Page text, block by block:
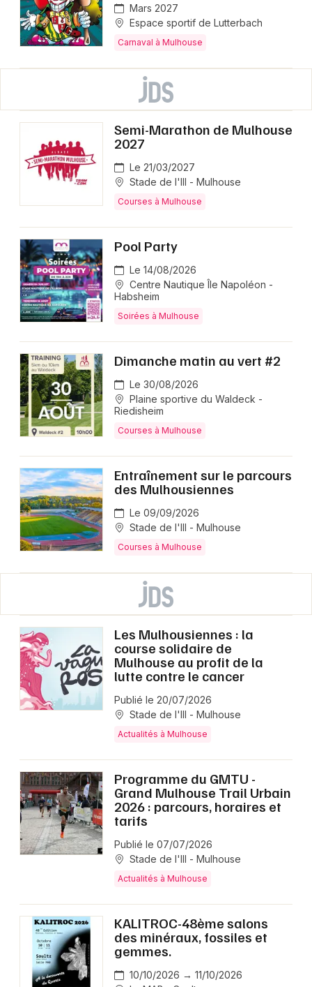
Mars 2027
Espace sportif de Lutterbach
Carnaval à Mulhouse
Semi-Marathon de Mulhouse
2027
Le 21/03/2027
Stade de l'Ill - Mulhouse
Courses à Mulhouse
Pool Party
Le 14/08/2026
Centre Nautique Île Napoléon -
Habsheim
Soirées à Mulhouse
Dimanche matin au vert #2
Le 30/08/2026
Plaine sportive du Waldeck -
Riedisheim
Courses à Mulhouse
Entraînement sur le parcours
des Mulhousiennes
Le 09/09/2026
Stade de l'Ill - Mulhouse
Courses à Mulhouse
Les Mulhousiennes : la
course solidaire de
Mulhouse au profit de la
lutte contre le cancer
Publié le 20/07/2026
Stade de l'Ill - Mulhouse
Actualités à Mulhouse
Programme du GMTU -
Grand Mulhouse Trail Urbain
2026 : parcours, horaires et
tarifs
Publié le 07/07/2026
Stade de l'Ill - Mulhouse
Actualités à Mulhouse
KALITROC-48ème salons
des minéraux, fossiles et
gemmes.
10/10/2026 → 11/10/2026